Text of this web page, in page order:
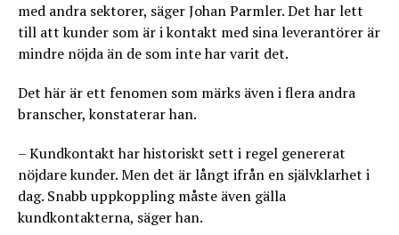
med andra sektorer, säger Johan Parmler. Det har lett
till att kunder som är i kontakt med sina leverantörer är
mindre nöjda än de som inte har varit det.
Det här är ett fenomen som märks även i flera andra
branscher, konstaterar han.
– Kundkontakt har historiskt sett i regel genererat
nöjdare kunder. Men det är långt ifrån en självklarhet i
dag. Snabb uppkoppling måste även gälla
kundkontakterna, säger han.